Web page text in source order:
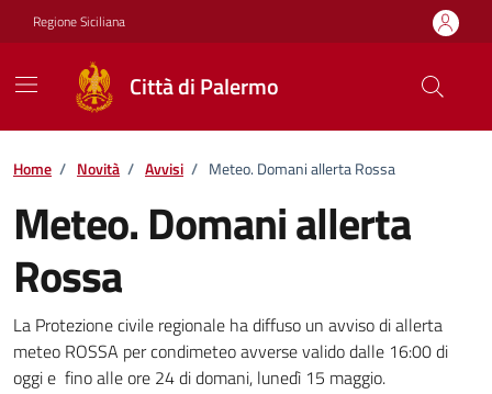
Vai ai contenuti
Vai al footer
Regione Siciliana
Città di Palermo
Home / Novità / Avvisi / Meteo. Domani allerta Rossa
Meteo. Domani allerta
Rossa
Dettagli della notizia
La Protezione civile regionale ha diffuso un avviso di allerta
meteo ROSSA per condimeteo avverse valido dalle 16:00 di
oggi e fino alle ore 24 di domani, lunedì 15 maggio.